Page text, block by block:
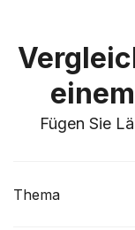
Fügen Sie
Thema